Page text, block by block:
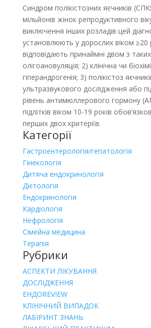
Синдром полікістозних яєчників
мільйонів жінок репродуктивного
виключення інших розладів цей
установлюють у дорослих віком ≥20
відповідають принаймні двом з таких
олігоановуляція; 2) клінічна чи
гіперандрогенія; 3) полікістоз
ультразвукового дослідження або
рівень антимюллерового гормону
підлітків віком 10-19 років
перших двох критеріїв.
Категорії
Гастроентерологія/гепатологія
Гінекологія
Дитяча ендокринологія
Дієтологія
Ендокринологія
Кардіологія
Нефрологія
Сімейна медицина
Терапія
Рубрики
АСПЕКТИ ЛІКУВАННЯ
ДОСЛІДЖЕННЯ
ЕНДОREVIEW
КЛІНІЧНИЙ ВИПАДОК
ЛАБІРИНТ ЗНАНЬ